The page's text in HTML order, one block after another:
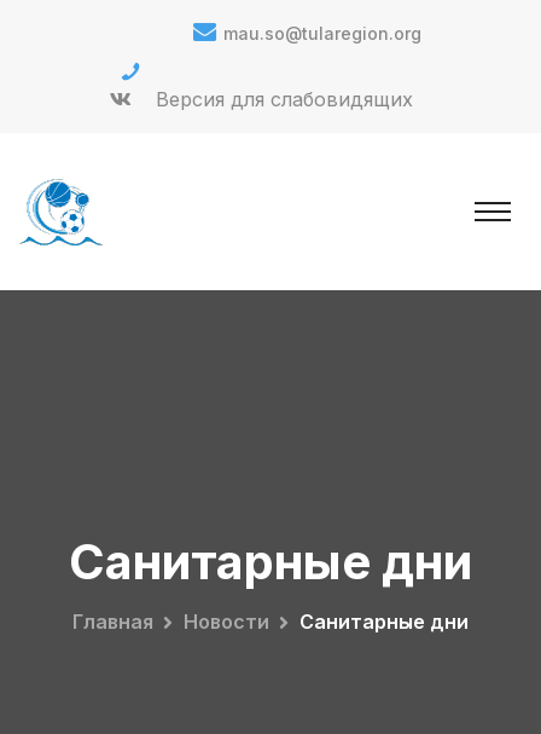
mau.so@tularegion.org
Версия для слабовидящих
Санитарные дни
Главная Новости Санитарные дни